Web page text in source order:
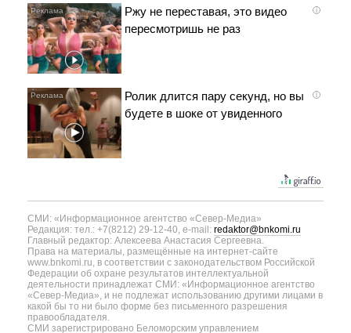
i
Ржу не переставая, это видео
пересмотришь не раз
i
Ролик длится пару секунд, но вы
будете в шоке от увиденного
СМИ: «Информационное агентство «Север-Медиа»
Редакция: тел.: +7(8212) 29-12-40, e-mail: redaktor@bnkomi.ru
Главный редактор: Алексеева Анастасия Сергеевна.
Права на материалы, размещённые на интернет-сайте
www.bnkomi.ru, в соответствии с законодательством Российской
Федерации об охране результатов интеллектуальной
деятельности принадлежат СМИ: «Информационное агентство
«Север-Медиа», и не подлежат использованию другими лицами в
какой бы то ни было форме без письменного разрешения
правообладателя.
СМИ зарегистрировано Беломорским управлением